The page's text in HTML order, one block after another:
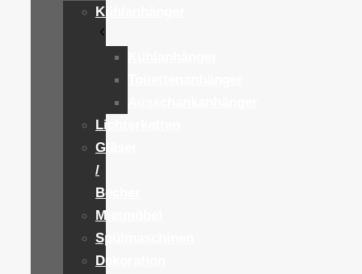
Kühlanhänger
Lichterketten
Gläser
/
Becher
Mietmöbel
Spülmaschinen
Dekoration